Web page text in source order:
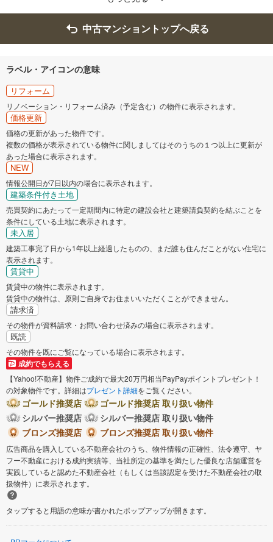
中古マンショントップへ戻る
ラベル・アイコンの意味
リフォーム
リノベーション・リフォーム済み（予定含む）の物件に表示されます。
価格更新
価格の更新があった物件です。
複数の価格が表示されている物件に関しましてはそのうちの１つ以上に更新が
あった場合に表示されます。
NEW
情報公開日が7日以内の場合に表示されます。
建築条件付き土地
売買契約にあたって一定期間内に特定の建設会社と建築請負契約を結ぶことを
条件にしている土地に表示されます。
未入居
建築工事完了日から1年以上経過したものの、まだ誰も住んだことがない住宅に
表示されます。
賃貸中
賃貸中の物件に表示されます。
賃貸中の物件は、原則ご自身でお住まいいただくことができません。
請求済
その物件が資料請求・お問い合わせ済みの場合に表示されます。
既読
その物件を既にご覧になっている場合に表示されます。
成約でもらえる
【Yahoo!不動産】物件ご成約で最大20万円相当PayPayポイントプレゼント！
の対象物件です。詳細はプレゼント詳細をご覧ください。
ゴールド推奨店
ゴールド推奨店 取り扱い物件
シルバー推奨店
シルバー推奨店 取り扱い物件
ブロンズ推奨店
ブロンズ推奨店 取り扱い物件
広告商品を購入している不動産会社のうち、物件情報の正確性、法令遵守、ヤ
フー不動産における成約実績等、当社所定の基準を満たした優良な店舗運営を
実践していると認めた不動産会社（もしくは当該認定を受けた不動産会社の取
扱物件）に表示されます。
タップすると用語の意味が書かれたポップアップが開きます。